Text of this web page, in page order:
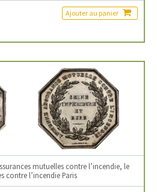
Ajouter au panier
mutuelles contre l’incendie, le
contre l’incendie Paris